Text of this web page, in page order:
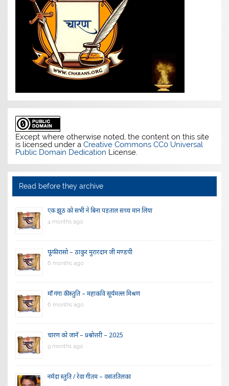
Except where otherwise noted, the content on this site
is licensed under aCreative Commons CC0 Universal
Public Domain Dedication License.
Read before they archive
एक झूठ को सभी ने बिना पड़ताल सच्च मान लिया
4 months ago
फूंफी रासो – ठाकुर मुरारदान जी मण्डपी
6 months ago
माँ गंगा की स्तुति – महाकवि सूर्यमल्ल मिश्रण
6 months ago
चारण को जानें – प्रश्नोत्तरी – 2025
9 months ago
नर्मदा स्तुति / रेवा गीतम – वसंततिलका